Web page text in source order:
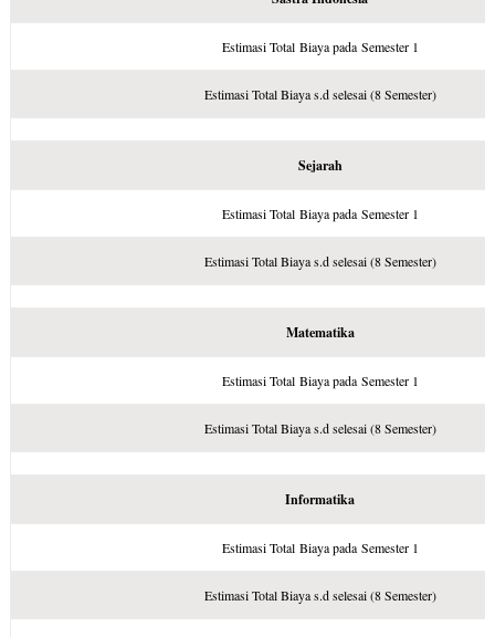
Estimasi Total Biaya pada Semester 1
Estimasi Total Biaya s.d selesai (8 Semester)
Sejarah
Estimasi Total Biaya pada Semester 1
Estimasi Total Biaya s.d selesai (8 Semester)
Matematika
Estimasi Total Biaya pada Semester 1
Estimasi Total Biaya s.d selesai (8 Semester)
Informatika
Estimasi Total Biaya pada Semester 1
Estimasi Total Biaya s.d selesai (8 Semester)